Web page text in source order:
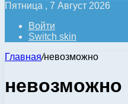
Пятница , 7 Август 2026
Войти
Switch skin
Главная/невозможно
невозможно